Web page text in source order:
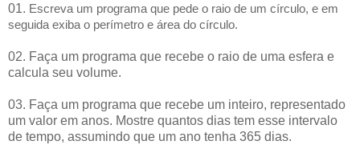
01. Escreva um programa que pede o raio de um círculo, e em
seguida exiba o perímetro e área do círculo.
02. Faça um programa que recebe o raio de uma esfera e
calcula seu volume.
03. Faça um programa que recebe um inteiro, representado
um valor em anos. Mostre quantos dias tem esse intervalo
de tempo, assumindo que um ano tenha 365 dias.